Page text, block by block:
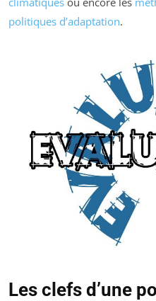
politiques d’adaptation.
Les clefs d’une